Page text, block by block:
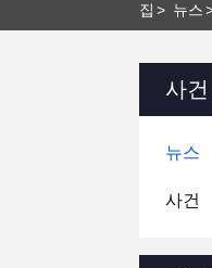
집 > 뉴스
사건
뉴스
사건